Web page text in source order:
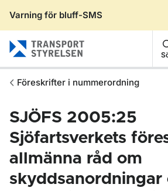
Varning för bluff-SMS
Föreskrifter i nummerordning
SJÖFS 2005:25
Sjöfartsverkets
allmänna råd om
skyddsanordningar